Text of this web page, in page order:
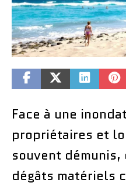
Face à une
propriétaires et
souvent
dégâts matériels